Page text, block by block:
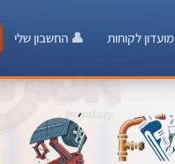
מועדון לקוחות 👤 החשבון שלי